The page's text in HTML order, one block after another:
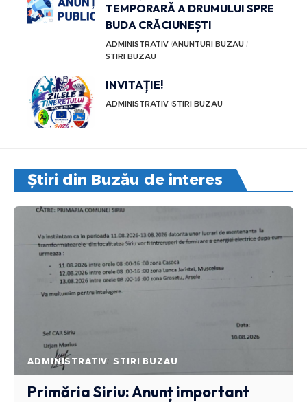
TEMPORARĂ A DRUMULUI SPRE
BUDA CRĂCIUNEȘTI
ADMINISTRATIV ANUNTURI BUZAU
STIRI BUZAU
INVITAȚIE!
ADMINISTRATIV STIRI BUZAU
Știri din Buzău de interes
ADMINISTRATIV STIRI BUZAU
Primăria Siriu: Anunț important